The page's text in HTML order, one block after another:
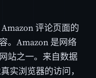
评论页面的
。Amazon 是网络
站之一。来自数据
实浏览器的访问，